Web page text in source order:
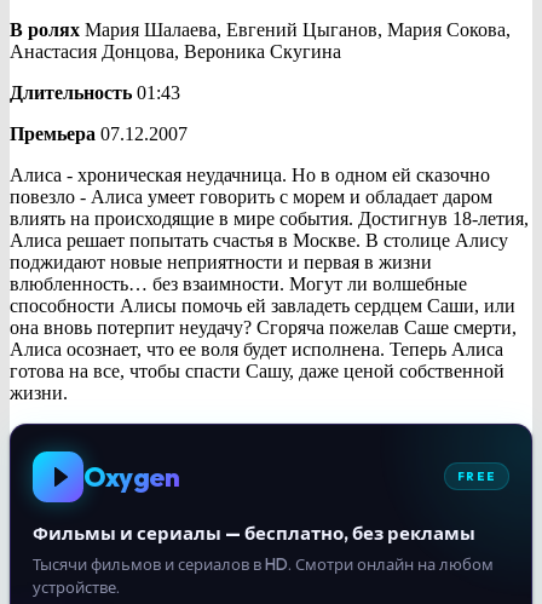
В ролях Мария Шалаева, Евгений Цыганов, Мария Сокова,
Анастасия Донцова, Вероника Скугина
Длительность 01:43
Премьера 07.12.2007
Алиса - хроническая неудачница. Но в одном ей сказочно
повезло - Алиса умеет говорить с морем и обладает даром
влиять на происходящие в мире события. Достигнув 18-летия,
Алиса решает попытать счастья в Москве. В столице Алису
поджидают новые неприятности и первая в жизни
влюбленность… без взаимности. Могут ли волшебные
способности Алисы помочь ей завладеть сердцем Саши, или
она вновь потерпит неудачу? Сгоряча пожелав Саше смерти,
Алиса осознает, что ее воля будет исполнена. Теперь Алиса
готова на все, чтобы спасти Сашу, даже ценой собственной
жизни.
Oxygen FREE
Фильмы и сериалы — бесплатно, без рекламы
Тысячи фильмов и сериалов в HD. Смотри онлайн на любом
устройстве.